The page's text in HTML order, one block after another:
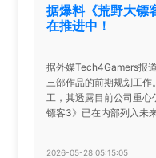
据爆料《荒野大镖
在推进中！
据外媒Tech4Gamers报
三部作品的前期规划工
工，其透露目前公司重
镖客3》已在内部列入未
2026-05-28 05:15:05